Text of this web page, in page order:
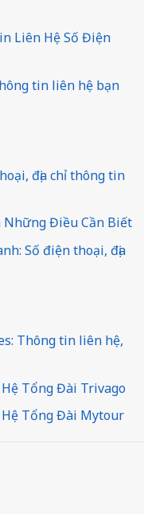
Liên Hệ Số Điện
tin liên hệ bạn
địa chỉ thông tin
Những Điều Cần Biết
Số điện thoại, địa
Thông tin liên hệ,
Tổng Đài Trivago
Tổng Đài Mytour